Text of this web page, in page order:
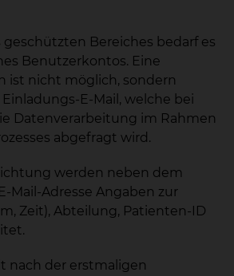
Bereiches bedarf es
Benutzerkontos. Eine
ist nicht möglich, sondern
E-Mail, welche bei
Datenverarbeitung im Rahmen
abgefragt wird.
werden neben dem
Mail-Adresse Angaben zur
Zeit), Abteilung, Patienten-ID
nach der erstmaligen